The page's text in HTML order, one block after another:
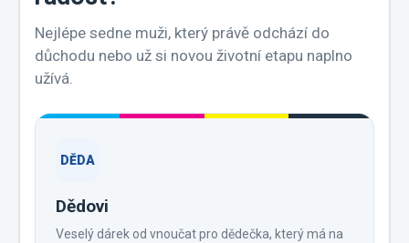
Nejlépe sedne muži, který právě odchází do
důchodu nebo už si novou životní etapu naplno
užívá.
DĚDA
Dědovi
Veselý dárek od vnoučat pro dědečka, který má na